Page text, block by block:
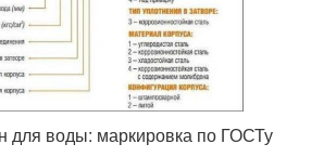
для воды: маркировка по ГОСТу